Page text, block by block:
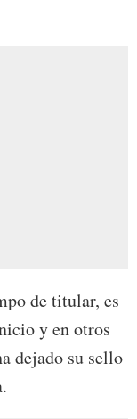
de titular, es
y en otros
dejado su sello